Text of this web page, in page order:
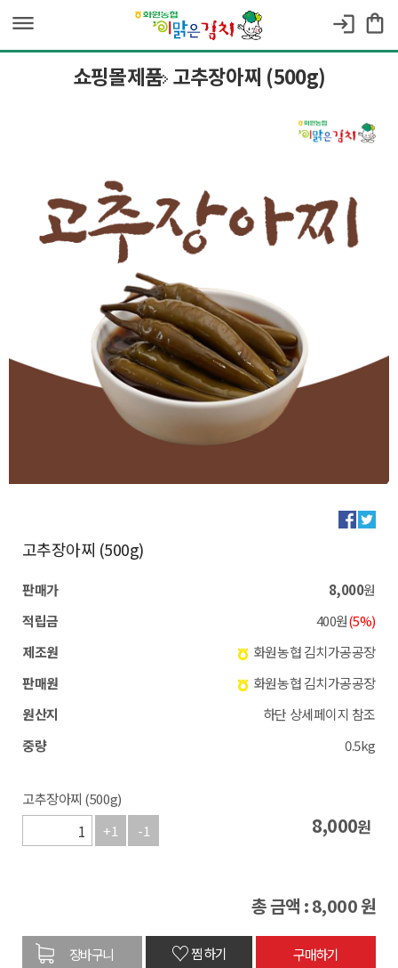
dehaze login shopping_bag
쇼핑몰제품 고추장아찌 (500g)
고추장아찌 (500g)
판매가 8,000원
적립금
400원(5%)
제조원
화원농협 김치가공공장
판매원
화원농협 김치가공공장
원산지
하단 상세페이지 참조
중량
0.5kg
고추장아찌 (500g)
+1
-1 8,000원
총 금액 :8,000원
♡찜하기